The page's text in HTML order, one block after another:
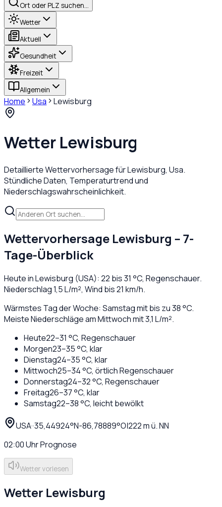
Ort oder PLZ suchen…
Wetter
Aktuell
Gesundheit
Freizeit
Allgemein
Home Usa Lewisburg
Wetter Lewisburg
Detaillierte Wettervorhersage fürLewisburg, Usa.
Stündliche Daten, Temperaturtrend und
Niederschlagswahrscheinlichkeit.
Wettervorhersage Lewisburg – 7-
Tage-Überblick
Heute inLewisburg (USA): 22 bis31 °C, Regenschauer.
Niederschlag1,5L/m², Wind bis21 km/h.
Wärmstes Tag der Woche: Samstag mit bis zu 38 °C.
Meiste Niederschläge am Mittwoch mit 3,1 L/m².
Heute22–31 °C, Regenschauer
Morgen23–35°C, klar
Dienstag24–35°C, klar
Mittwoch25–34°C, örtlich Regenschauer
Donnerstag24–32°C, Regenschauer
Freitag26–37°C, klar
Samstag22–38°C, leicht bewölkt
USA··35,44924°N-86,78889°O|222m ü. NN
02:00UhrPrognose
Wetter vorlesen
Wetter Lewisburg